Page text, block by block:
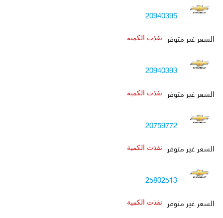
20940395
السعر غير متوفر
نفذت الكمية
20940393
السعر غير متوفر
نفذت الكمية
20759772
السعر غير متوفر
نفذت الكمية
25802513
السعر غير متوفر
نفذت الكمية